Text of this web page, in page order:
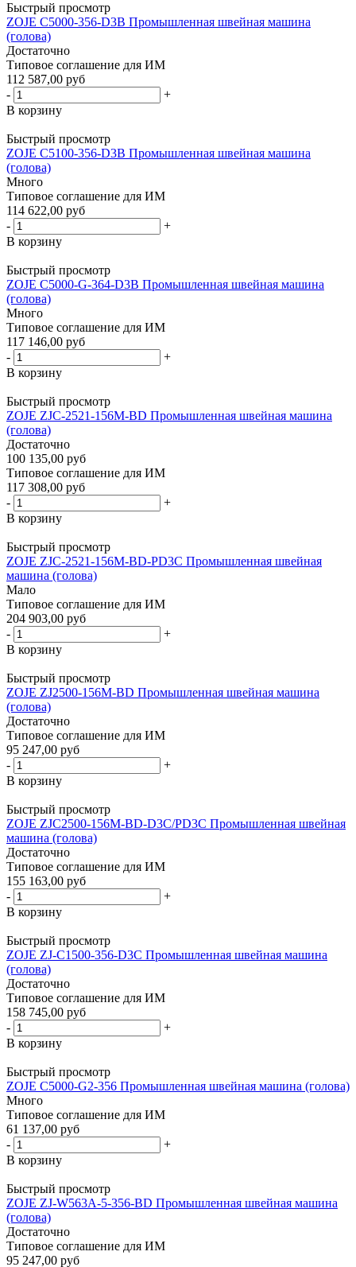
Быстрый просмотр
ZOJE C5000-356-D3B Промышленная швейная машина
(голова)
Достаточно
Типовое соглашение для ИМ
112 587,00 руб
-
+
В корзину
Быстрый просмотр
ZOJE C5100-356-D3B Промышленная швейная машина
(голова)
Много
Типовое соглашение для ИМ
114 622,00 руб
-
+
В корзину
Быстрый просмотр
ZOJE C5000-G-364-D3B Промышленная швейная машина
(голова)
Много
Типовое соглашение для ИМ
117 146,00 руб
-
+
В корзину
Быстрый просмотр
ZOJE ZJC-2521-156M-BD Промышленная швейная машина
(голова)
Достаточно
100 135,00 руб
Типовое соглашение для ИМ
117 308,00 руб
-
+
В корзину
Быстрый просмотр
ZOJE ZJC-2521-156M-BD-PD3C Промышленная швейная
машина (голова)
Мало
Типовое соглашение для ИМ
204 903,00 руб
-
+
В корзину
Быстрый просмотр
ZOJE ZJ2500-156M-BD Промышленная швейная машина
(голова)
Достаточно
Типовое соглашение для ИМ
95 247,00 руб
-
+
В корзину
Быстрый просмотр
ZOJE ZJC2500-156M-BD-D3C/PD3C Промышленная швейная
машина (голова)
Достаточно
Типовое соглашение для ИМ
155 163,00 руб
-
+
В корзину
Быстрый просмотр
ZOJE ZJ-C1500-356-D3C Промышленная швейная машина
(голова)
Достаточно
Типовое соглашение для ИМ
158 745,00 руб
-
+
В корзину
Быстрый просмотр
ZOJE C5000-G2-356 Промышленная швейная машина (голова)
Много
Типовое соглашение для ИМ
61 137,00 руб
-
+
В корзину
Быстрый просмотр
ZOJE ZJ-W563A-5-356-BD Промышленная швейная машина
(голова)
Достаточно
Типовое соглашение для ИМ
95 247,00 руб